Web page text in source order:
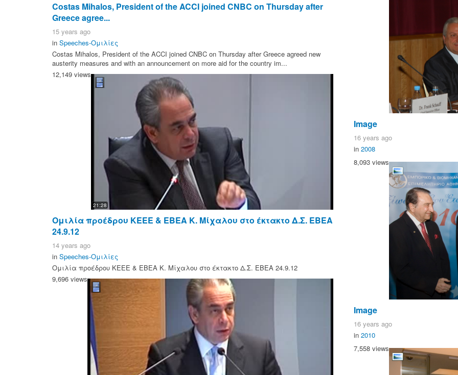
Costas Mihalos, President of the ACCI joined CNBC on Thursday after
Greece agree...
15 years ago
in Speeches-Ομιλίες
Costas Mihalos, President of the ACCI joined CNBC on Thursday after Greece agreed new
austerity measures and with an announcement on more aid for the country im...
12,149 views
21:28
Ομιλία προέδρου ΚΕΕΕ & ΕΒΕΑ Κ. Μίχαλου στο έκτακτο Δ.Σ. ΕΒΕΑ
24.9.12
14 years ago
in Speeches-Ομιλίες
Ομιλία προέδρου ΚΕΕΕ & ΕΒΕΑ Κ. Μίχαλου στο έκτακτο Δ.Σ. ΕΒΕΑ 24.9.12
9,696 views
Image
16 years ago
in 2008
8,093 views
Image
16 years ago
in 2010
7,558 views